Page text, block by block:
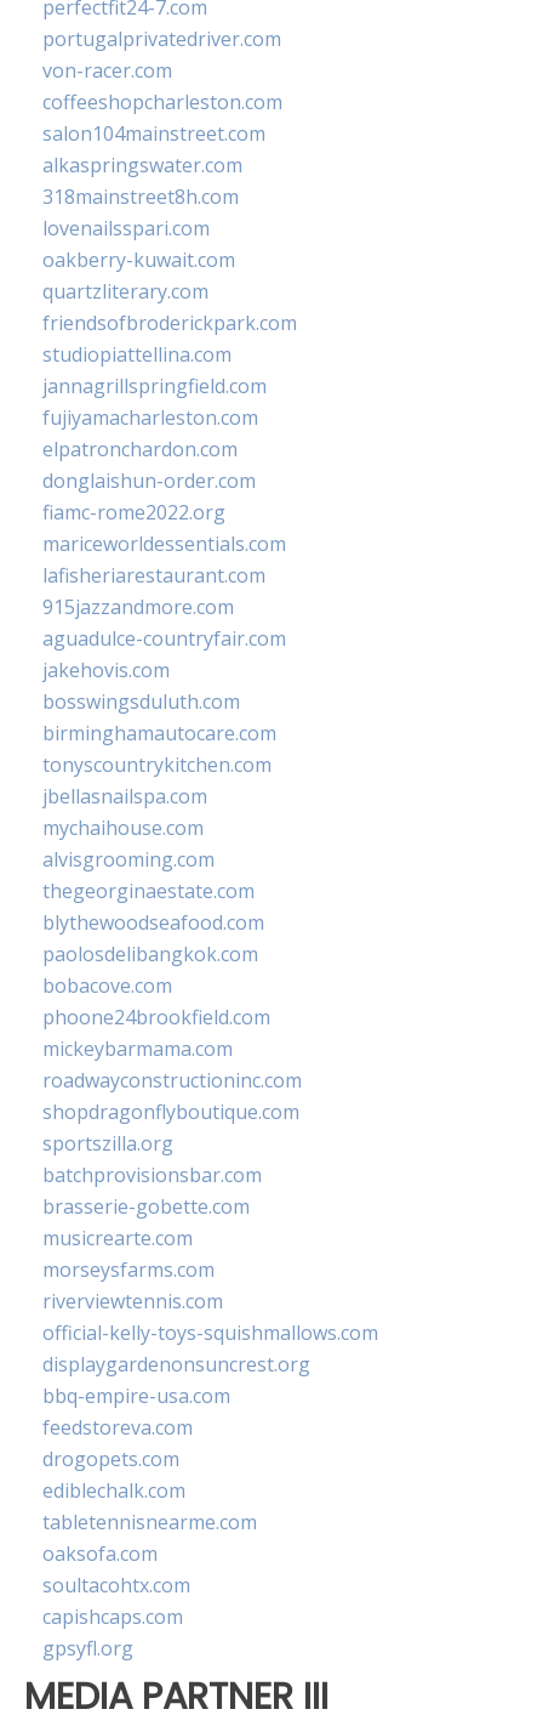
perfectfit24-7.com
portugalprivatedriver.com
von-racer.com
coffeeshopcharleston.com
salon104mainstreet.com
alkaspringswater.com
318mainstreet8h.com
lovenailsspari.com
oakberry-kuwait.com
quartzliterary.com
friendsofbroderickpark.com
studiopiattellina.com
jannagrillspringfield.com
fujiyamacharleston.com
elpatronchardon.com
donglaishun-order.com
fiamc-rome2022.org
mariceworldessentials.com
lafisheriarestaurant.com
915jazzandmore.com
aguadulce-countryfair.com
jakehovis.com
bosswingsduluth.com
birminghamautocare.com
tonyscountrykitchen.com
jbellasnailspa.com
mychaihouse.com
alvisgrooming.com
thegeorginaestate.com
blythewoodseafood.com
paolosdelibangkok.com
bobacove.com
phoone24brookfield.com
mickeybarmama.com
roadwayconstructioninc.com
shopdragonflyboutique.com
sportszilla.org
batchprovisionsbar.com
brasserie-gobette.com
musicrearte.com
morseysfarms.com
riverviewtennis.com
official-kelly-toys-squishmallows.com
displaygardenonsuncrest.org
bbq-empire-usa.com
feedstoreva.com
drogopets.com
ediblechalk.com
tabletennisnearme.com
oaksofa.com
soultacohtx.com
capishcaps.com
gpsyfl.org
MEDIA PARTNER III